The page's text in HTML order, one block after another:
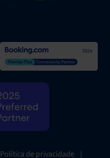
Política de privacidade |